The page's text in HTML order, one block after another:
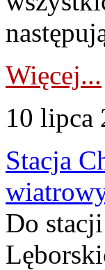
Więcej...
10 lipca
Stacja
Do